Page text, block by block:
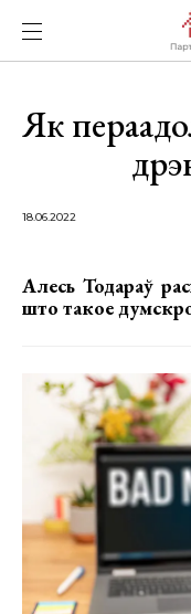
Як
18.06.2022
Алесь Тодараў
што такое